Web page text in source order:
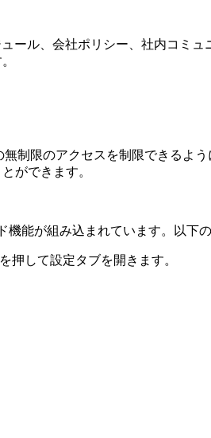
ール、会社ポリシー、社内コミ
制限のアクセスを制限できるよ
ができます。
能が組み込まれています。以下
押して設定タブを開きます。